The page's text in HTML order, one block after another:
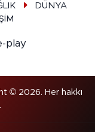
DÜNYA
© 2026. Her hakkı